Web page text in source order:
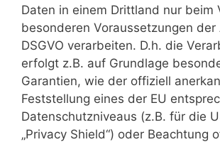
Daten in einem Drittland nur beim
besonderen Voraussetzungen
DSGVO verarbeiten. D.h. die
erfolgt z.B. auf Grundlage
Garantien, wie der offiziell
Feststellung eines der EU
Datenschutzniveaus (z.B. für die
„Privacy Shield“) oder Beachtung